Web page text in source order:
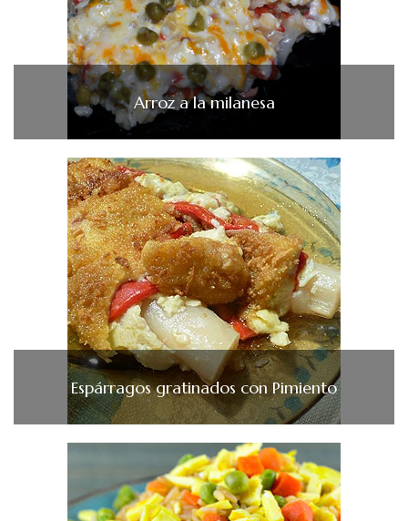
Arroz a la milanesa
Espárragos gratinados con Pimiento